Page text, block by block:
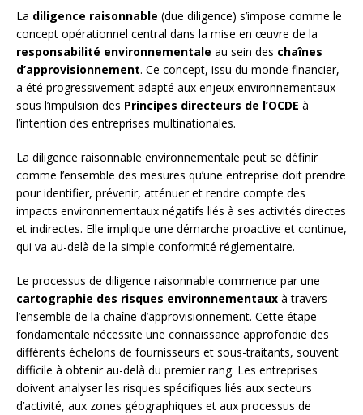
La diligence raisonnable (due diligence) s’impose comme le
concept opérationnel central dans la mise en œuvre de la
responsabilité environnementale au sein des chaînes
d’approvisionnement. Ce concept, issu du monde financier,
a été progressivement adapté aux enjeux environnementaux
sous l’impulsion des Principes directeurs de l’OCDE à
l’intention des entreprises multinationales.
La diligence raisonnable environnementale peut se définir
comme l’ensemble des mesures qu’une entreprise doit prendre
pour identifier, prévenir, atténuer et rendre compte des
impacts environnementaux négatifs liés à ses activités directes
et indirectes. Elle implique une démarche proactive et continue,
qui va au-delà de la simple conformité réglementaire.
Le processus de diligence raisonnable commence par une
cartographie des risques environnementaux à travers
l’ensemble de la chaîne d’approvisionnement. Cette étape
fondamentale nécessite une connaissance approfondie des
différents échelons de fournisseurs et sous-traitants, souvent
difficile à obtenir au-delà du premier rang. Les entreprises
doivent analyser les risques spécifiques liés aux secteurs
d’activité, aux zones géographiques et aux processus de